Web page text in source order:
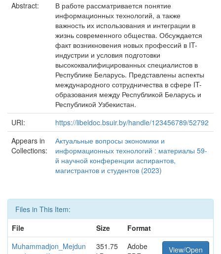
Abstract:
В работе рассматривается понятие
информационных технологий, а также
важность их использования и интеграции в
жизнь современного общества. Обсуждается
факт возникновения новых профессий в IT-
индустрии и условия подготовки
высококвалифицированных специалистов в
Республике Беларусь. Представлены аспекты
международного сотрудничества в сфере IT-
образования между Республикой Беларусь и
Республикой Узбекистан.
URI:
https://libeldoc.bsuir.by/handle/123456789/52792
Appears in
Collections:
Актуальные вопросы экономики и
информационных технологий : материалы 59-
й научной конференции аспирантов,
магистрантов и студентов (2023)
Files in This Item:
File
Size
Format
Muhammadjon_Mejdun
351.75
Adobe
View/Open